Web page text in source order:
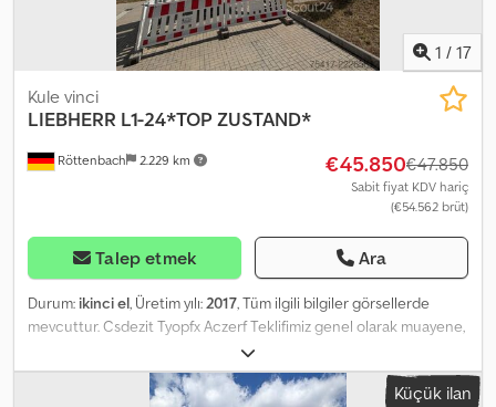
1 / 17
Röttenbach 2.229 km
Kule vinci
LIEBHERR L1-24*TOP ZUSTAND*
€45.850€47.850
Sabit fiyat KDV hariç
(€54.562 brüt)
Talep etmek Ara
Durum: ikinci el, Üretim yılı:2017, Tüm ilgili bilgiler görsellerde
mevcuttur. Csdezit Tyopfx Aczerf Teklifimiz genel olarak muayene,
egzoz emisyon testi veya özel denetim ve plaka olmadan
sunulmaktadır. Hata ve ön satış hakkı saklıdır. Sadece randevu ile
görülebilir. WhatsApp üzerinden gelen taleplere cevap Küçük ilan